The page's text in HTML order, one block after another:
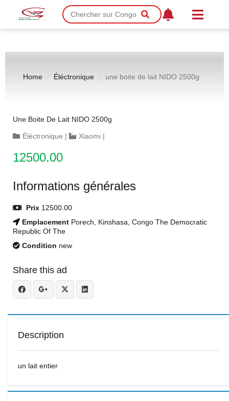
Home Éléctronique une boite de lait NIDO 2500g
Une Boite De Lait NIDO 2500g
Éléctronique | Xiaomi |
12500.00
Informations générales
Prix 12500.00
Emplacement Porech, Kinshasa, Congo The Democratic
Republic Of The
Condition new
Share this ad
Description
un lait entier